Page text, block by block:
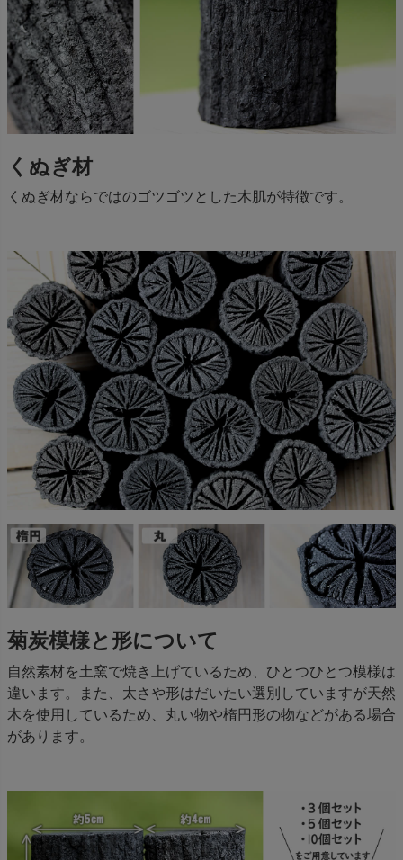
くぬぎ材
くぬぎ材ならではのゴツゴツとした木肌が特徴です。
菊炭模様と形について
自然素材を土窯で焼き上げているため、ひとつひとつ模様は
違います。また、太さや形はだいたい選別していますが天然
木を使用しているため、丸い物や楕円形の物などがある場合
があります。